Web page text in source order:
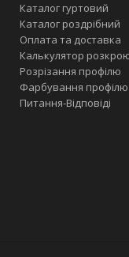
Каталог гуртовий
Каталог роздрібний
Оплата та доставка
Калькулятор
Розрізання профілю
Фарбування профілю
Питання-Відповіді